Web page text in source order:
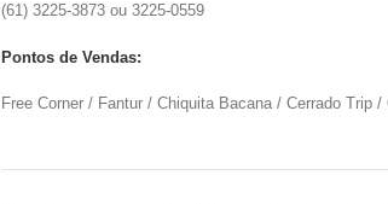
(61) 3225-3873 ou 3225-0559
Pontos de Vendas:
Free Corner / Fantur / Chiquita Bacana / Cerrado Trip